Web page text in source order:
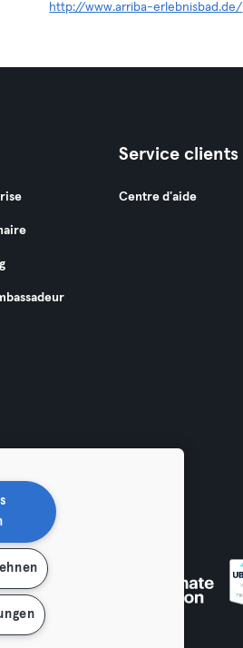
http://www.arriba-erlebnisbad.de/
Service clients
Centre d'aide